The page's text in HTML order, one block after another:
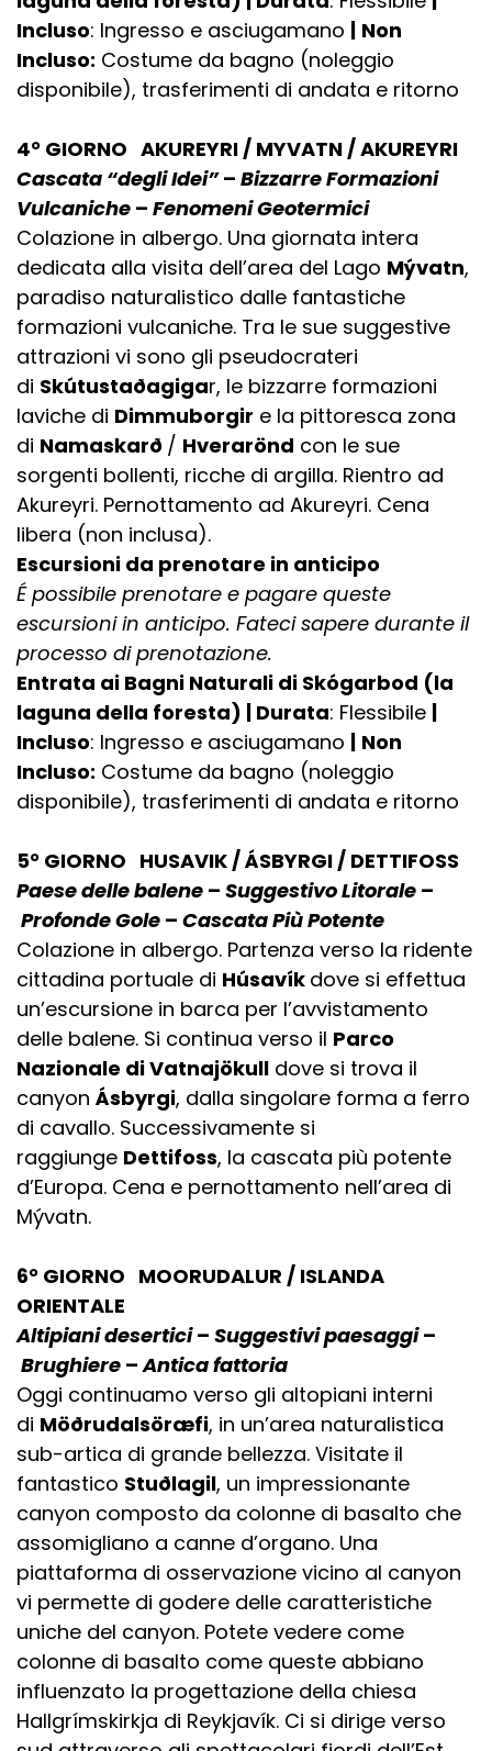
Incluso: Ingresso e asciugamano | Non
Incluso: Costume da bagno (noleggio
disponibile), trasferimenti di andata e ritorno
4° GIORNO AKUREYRI / MYVATN / AKUREYRI
Cascata “degli Idei”– Bizzarre Formazioni
Vulcaniche – Fenomeni Geotermici
Colazione in albergo. Una giornata intera
dedicata alla visita dell’area del Lago Mývatn,
paradiso naturalistico dalle fantastiche
formazioni vulcaniche. Tra le sue suggestive
attrazioni vi sono gli pseudocrateri
di Skútustaðagigar, le bizzarre formazioni
laviche di Dimmuborgir e la pittoresca zona
di Namaskarð / Hverarönd con le sue
sorgenti bollenti, ricche di argilla. Rientro ad
Akureyri. Pernottamento ad Akureyri. Cena
libera (non inclusa).
Escursioni da prenotare in anticipo
É possibile prenotare e pagare queste
escursioni in anticipo. Fateci sapere durante il
processo di prenotazione.
Entrata ai Bagni Naturali di Skógarbod (la
laguna della foresta) | Durata: Flessibile |
Incluso: Ingresso e asciugamano | Non
Incluso: Costume da bagno (noleggio
disponibile), trasferimenti di andata e ritorno
5° GIORNO HUSAVIK / ÁSBYRGI / DETTIFOSS
Paese delle balene – Suggestivo Litorale –
Profonde Gole – Cascata Più Potente
Colazione in albergo. Partenza verso la ridente
cittadina portuale di Húsavík dove si effettua
un’escursione in barca per l’avvistamento
delle balene. Si continua verso il Parco
Nazionale di Vatnajökull dove si trova il
canyon Ásbyrgi, dalla singolare forma a ferro
di cavallo. Successivamente si
raggiunge Dettifoss, la cascata più potente
d’Europa. Cena e pernottamento nell’area di
Mývatn.
6° GIORNO MOORUDALUR / ISLANDA
ORIENTALE
Altipiani desertici– Suggestivi paesaggi–
Brughiere –Antica fattoria
Oggi continuamo verso gli altopiani interni
di Möðrudalsöræfi, in un’area naturalistica
sub-artica di grande bellezza. Visitate il
fantastico Stuðlagil, un impressionante
canyon composto da colonne di basalto che
assomigliano a canne d’organo. Una
piattaforma di osservazione vicino al canyon
vi permette di godere delle caratteristiche
uniche del canyon. Potete vedere come
colonne di basalto come queste abbiano
influenzato la progettazione della chiesa
Hallgrímskirkja di Reykjavík. Ci si dirige verso